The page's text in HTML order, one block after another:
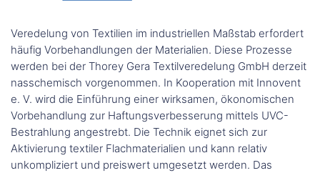
Veredelung von Textilien im industriellen Maßstab erfordert
häufig Vorbehandlungen der Materialien. Diese Prozesse
werden bei der Thorey Gera Textilveredelung GmbH derzeit
nasschemisch vorgenommen. In Kooperation mit Innovent
e. V. wird die Einführung einer wirksamen, ökonomischen
Vorbehandlung zur Haftungsverbesserung mittels UVC-
Bestrahlung angestrebt. Die Technik eignet sich zur
Aktivierung textiler Flachmaterialien und kann relativ
unkompliziert und preiswert umgesetzt werden. Das